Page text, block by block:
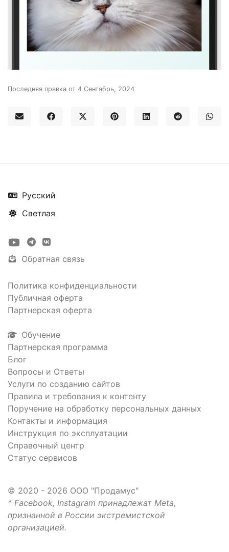
Последняя правка от 4 Сентябрь, 2024
Русский
Светлая
Обратная связь
Политика конфиденциальности
Публичная оферта
Партнерская оферта
Обучение
Партнерская программа
Блог
Вопросы и Ответы
Услуги по созданию сайтов
Правила и требования к контенту
Поручение на обработку персональных данных
Контакты и информация
Инструкция по эксплуатации
Справочный центр
Статус сервисов
© 2020 - 2026 ООО "Продамус"
* Facebook, Instagram принадлежат Meta,
признанной в России экстремистской
организацией.